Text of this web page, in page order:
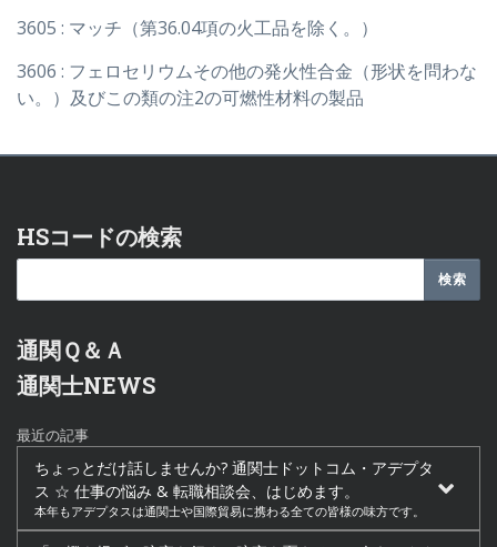
3605 : マッチ（第36.04項の火工品を除く。）
3606 : フェロセリウムその他の発火性合金（形状を問わな
い。）及びこの類の注2の可燃性材料の製品
HSコードの検索
通関Ｑ＆Ａ
通関士NEWS
最近の記事
ちょっとだけ話しませんか? 通関士ドットコム・アデプタ
ス ☆ 仕事の悩み & 転職相談会、はじめます。
本年もアデプタスは通関士や国際貿易に携わる全ての皆様の味方です。